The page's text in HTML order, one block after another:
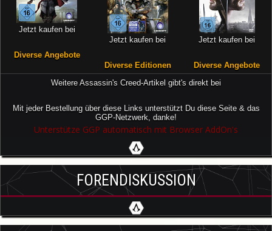
Jetzt kaufen bei
Diverse Angebote
Jetzt kaufen bei
Diverse Editionen
Jetzt kaufen bei
Diverse Angebote
Weitere Assassin's Creed-Artikel gibt's direkt bei
Mit jeder Bestellung über diese Links unterstützt Du diese Seite & das
GGP-Netzwerk, danke!
Unterstütze GGP automatisch mit Browser AddOn's
FORENDISKUSSION